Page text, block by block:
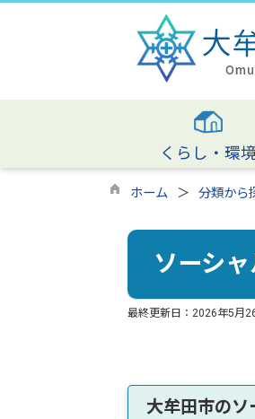
くらし・環
ホーム 分類から
ソーシ
最終更新日： 2026年5月
大牟田市のソ